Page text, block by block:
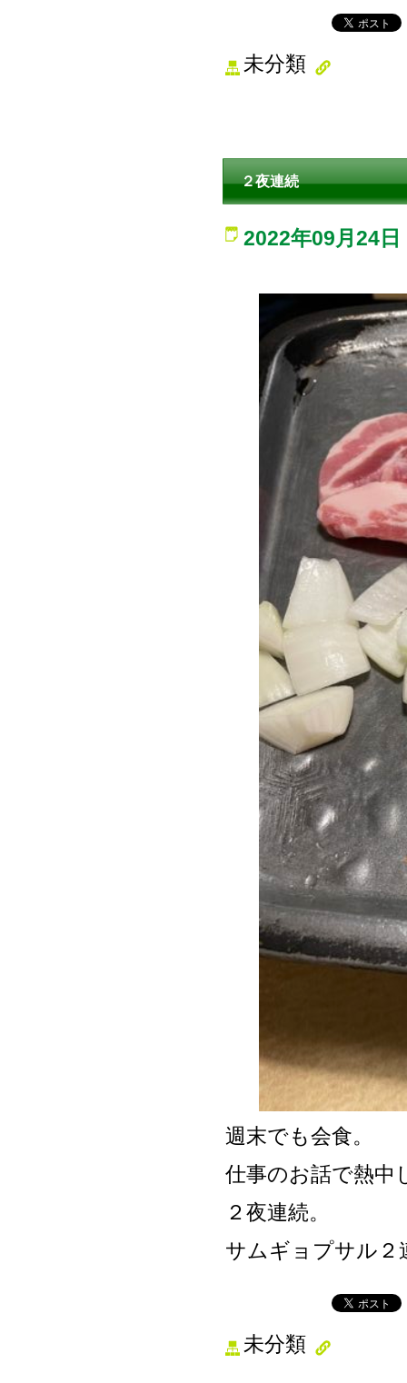
未分類
２夜連続
2022年09月24日
週末でも会食。
仕事のお話で熱中
２夜連続。
サムギョプサル２
未分類